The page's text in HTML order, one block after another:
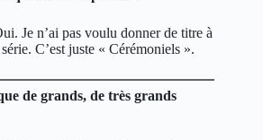
Je n’ai pas voulu donner de titre à
C’est juste « Cérémoniels ».
de grands, de très grands